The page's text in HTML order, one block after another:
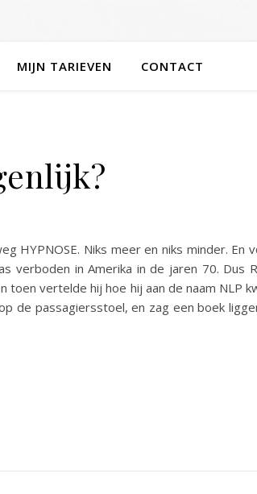
MIJN TARIEVEN CONTACT
HYPNOSE. Niks meer en niks minder. En
verboden in Amerika in de jaren 70. Dus
vertelde hij hoe hij aan de naam NLP
de passagiersstoel, en zag een boek